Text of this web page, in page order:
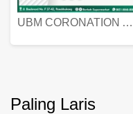
UBM CORONATION ASSORTED BISKUIT KALENG 450 GRAM
Paling Laris